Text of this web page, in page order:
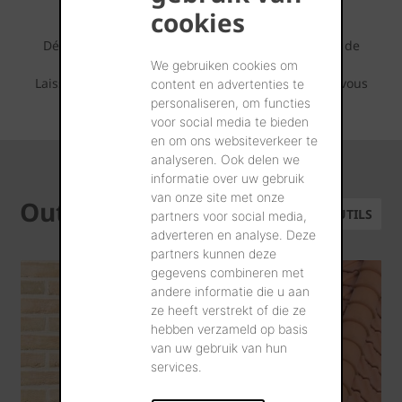
cookies
We gebruiken cookies om
content en advertenties te
personaliseren, om functies
voor social media te bieden
en om ons websiteverkeer te
analyseren. Ook delen we
informatie over uw gebruik
van onze site met onze
partners voor social media,
adverteren en analyse. Deze
partners kunnen deze
gegevens combineren met
andere informatie die u aan
ze heeft verstrekt of die ze
hebben verzameld op basis
van uw gebruik van hun
services.
Découvrez tout ce qui est possible avec ce brique de
parement Terca.
Laissez-vous inspirer par les séries de photos que vous
pouvez retrouver ci-dessous.
Outils TOUS LES OUTILS